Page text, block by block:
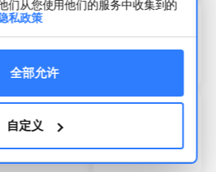
们从您使用他们的服务中收集到的
私政策
全部允许
自定义